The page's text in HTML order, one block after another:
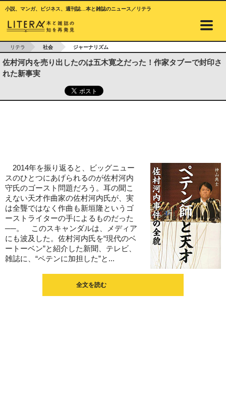
小説、マンガ、ビジネス、週刊誌…本と雑誌のニュース／リテラ
リテラ 社会 ジャーナリズム
佐村河内を売り出したのは五木寛之だった！作家タブーで封印さ
れた新事実
2014年を振り返ると、ビッグニュー
スのひとつにあげられるのが佐村河内
守氏のゴースト問題だろう。耳の聞こ
えない天才作曲家の佐村河内氏が、実
は全聾ではなく作曲も新垣隆というゴ
ーストライターの手によるものだった
──。 このスキャンダルは、メディア
にも波及した。佐村河内氏を“現代のベ
ートーベン”と紹介した新聞、テレビ、
雑誌に、“ペテンに加担した”と...
全文を読む